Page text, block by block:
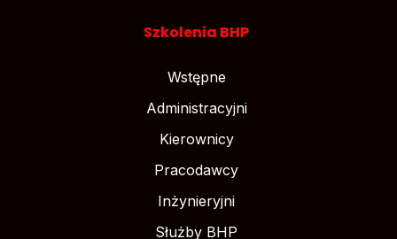
Szkolenia BHP
Wstępne
Administracyjni
Kierownicy
Pracodawcy
Inżynieryjni
Służby BHP